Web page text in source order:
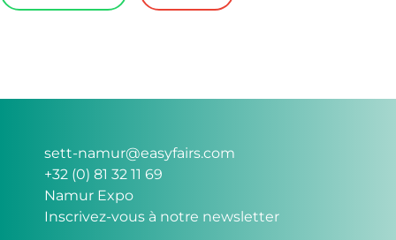
sett-namur@easyfairs.com
+32 (0) 81 32 11 69
Namur Expo
Inscrivez-vous à notre newsletter